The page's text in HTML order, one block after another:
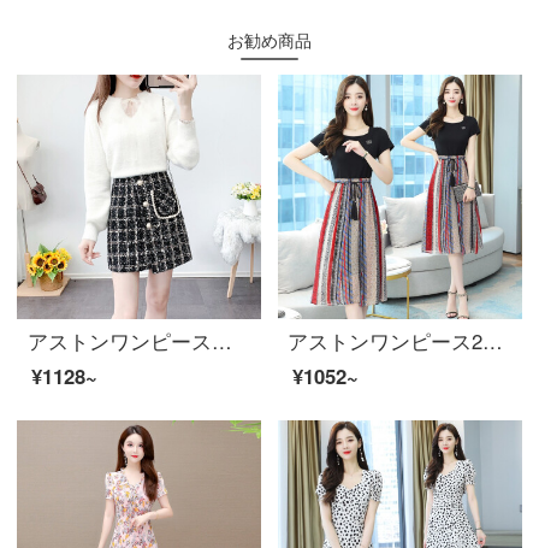
お勧め商品
アストンワンピース秋冬2020新品長袖ニット女性セットaワードバック尻スカート2つセットスカートスリムで小柄なスカート013 m白＋黒スカートL（105-15斤をおすすめします）
¥1128~
アストンワンピース2021春夏新品半袖スリムプリント中年ママビッグサイズ女装ビッグサイズ上着中ロングタイプのボトムブラウス女性偽スカート2枚8196色XL
¥1052~